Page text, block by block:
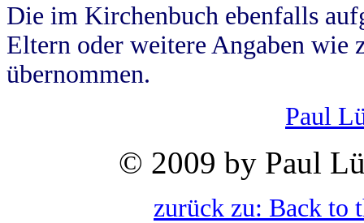
Die im Kirchenbuch ebenfalls
Eltern oder weitere Angaben wie
übernommen.
Paul
© 2009 by Paul
zurück zu: Back to